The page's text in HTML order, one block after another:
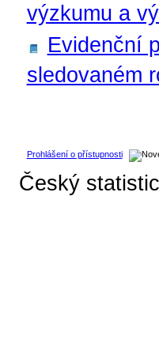
výzkumu a
Evidenční
sledovaném
Prohlášení o přístupnosti
Český